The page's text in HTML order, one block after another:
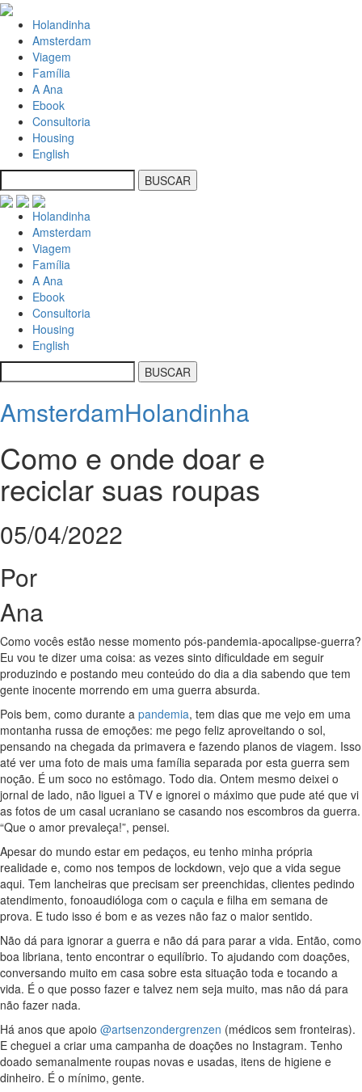
Holandinha
Amsterdam
Viagem
Família
A Ana
Ebook
Consultoria
Housing
English
Holandinha
Amsterdam
Viagem
Família
A Ana
Ebook
Consultoria
Housing
English
AmsterdamHolandinha
Como e onde doar e
reciclar suas roupas
05/04/2022
Por
Ana
Como vocês estão nesse momento pós-pandemia-apocalipse-guerra?
Eu vou te dizer uma coisa: as vezes sinto dificuldade em seguir
produzindo e postando meu conteúdo do dia a dia sabendo que tem
gente inocente morrendo em uma guerra absurda.
Pois bem, como durante a pandemia, tem dias que me vejo em uma
montanha russa de emoções: me pego feliz aproveitando o sol,
pensando na chegada da primavera e fazendo planos de viagem. Isso
até ver uma foto de mais uma família separada por esta guerra sem
noção. É um soco no estômago. Todo dia. Ontem mesmo deixei o
jornal de lado, não liguei a TV e ignorei o máximo que pude até que vi
as fotos de um casal ucraniano se casando nos escombros da guerra.
“Que o amor prevaleça!”, pensei.
Apesar do mundo estar em pedaços, eu tenho minha própria
realidade e, como nos tempos de lockdown, vejo que a vida segue
aqui. Tem lancheiras que precisam ser preenchidas, clientes pedindo
atendimento, fonoaudióloga com o caçula e filha em semana de
prova. E tudo isso é bom e as vezes não faz o maior sentido.
Não dá para ignorar a guerra e não dá para parar a vida. Então, como
boa libriana, tento encontrar o equilíbrio. To ajudando com doações,
conversando muito em casa sobre esta situação toda e tocando a
vida. É o que posso fazer e talvez nem seja muito, mas não dá para
não fazer nada.
Há anos que apoio @artsenzondergrenzen (médicos sem fronteiras).
E cheguei a criar uma campanha de doações no Instagram. Tenho
doado semanalmente roupas novas e usadas, itens de higiene e
dinheiro. É o mínimo, gente.